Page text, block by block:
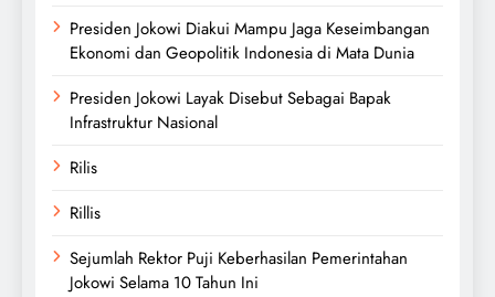
Presiden Jokowi Diakui Mampu Jaga Keseimbangan
Ekonomi dan Geopolitik Indonesia di Mata Dunia
Presiden Jokowi Layak Disebut Sebagai Bapak
Infrastruktur Nasional
Rilis
Rillis
Sejumlah Rektor Puji Keberhasilan Pemerintahan
Jokowi Selama 10 Tahun Ini